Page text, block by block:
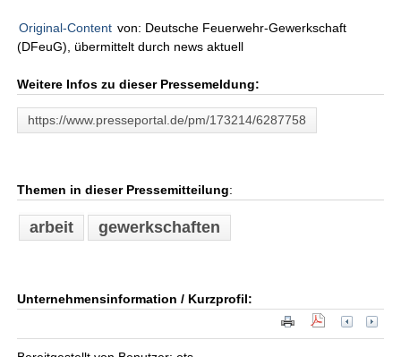
Original-Content von: Deutsche Feuerwehr-Gewerkschaft
(DFeuG), übermittelt durch news aktuell
Weitere Infos zu dieser Pressemeldung:
https://www.presseportal.de/pm/173214/6287758
Themen in dieser Pressemitteilung:
arbeit gewerkschaften
Unternehmensinformation / Kurzprofil: